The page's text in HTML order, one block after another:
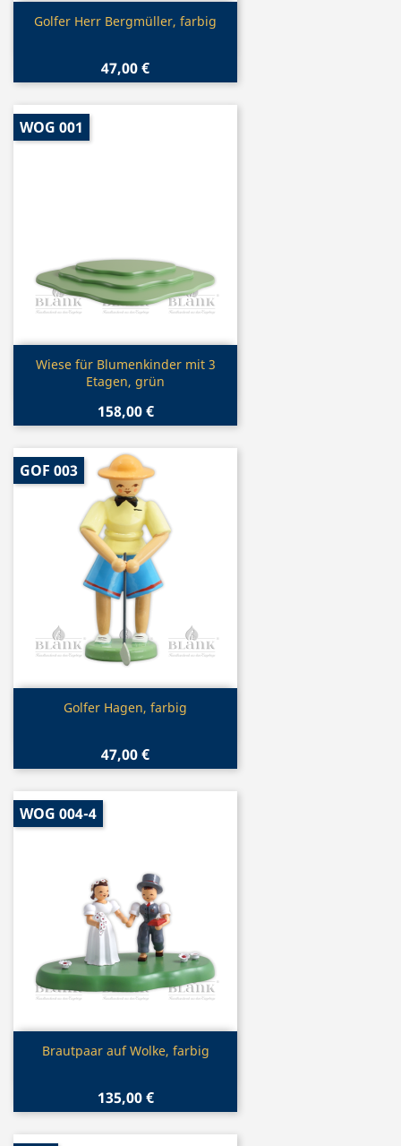
 Vorschau
Golfer Herr Bergmüller, farbig
47,00 €
Vorschau
Wiese für Blumenkinder mit 3
Etagen, grün
158,00 €
WOG 001
 Vorschau
Golfer Hagen, farbig
47,00 €
GOF 003
Vorschau
Brautpaar auf Wolke, farbig
135,00 €
WOG 004-4